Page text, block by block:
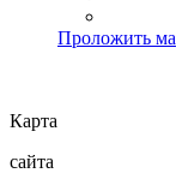
Проложить
Карта
сайта